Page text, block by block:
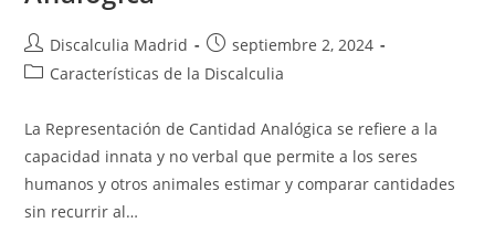
Autor
de
Discalculia Madrid
Publicación
de
septiembre 2, 2024
Categoría
la
entrada:
Características de la Discalculia
La Representación de Cantidad Analógica se refiere a la
capacidad innata y no verbal que permite a los seres
humanos y otros animales estimar y comparar cantidades
sin recurrir al…